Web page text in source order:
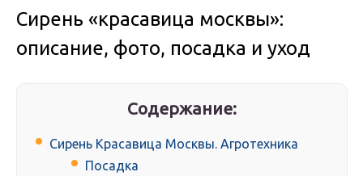
Сирень «красавица москвы»:
описание, фото, посадка и уход
Содержание:
Сирень Красавица Москвы. Агротехника
Посадка